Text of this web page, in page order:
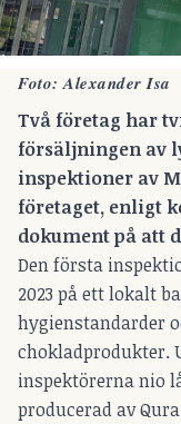
Foto: Alexander Isa
Två företag har
försäljningen av
inspektioner av
företaget, enligt
dokument på att
Den första
2023 på ett lokalt
hygienstandarder
chokladprodukter.
inspektörerna nio
producerad av